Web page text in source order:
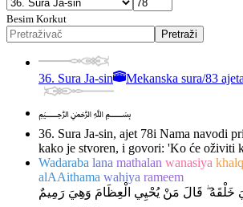
Besim Korkut
Pretraži
36. Sura Ja-sin Mekanska sura/83 ajeta
﷽
36. Sura Ja-sin, ajet 78i Nama navodi
kako je stvoren, i govori: 'Ko će oživiti
Wadaraba lana mathalan wanasiya
alAAithama wahiya rameem
خَلْقَهُ ۖ قَالَ مَنْ يُحْيِي الْعِظَامَ وَهِيَ رَمِيمٌ